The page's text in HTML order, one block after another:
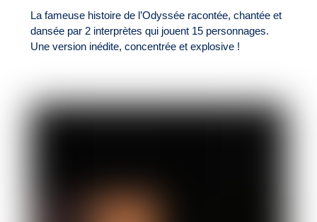
La fameuse histoire de l’Odyssée racontée, chantée et
dansée par 2 interprètes qui jouent 15 personnages.
Une version inédite, concentrée et explosive !